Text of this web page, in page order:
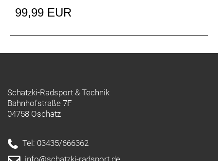
99,99 EUR
Schatzki-Radsport & Technik
Bahnhofstraße 7F
04758 Oschatz
Tel: 03435/666362
info@schatzki-radsport.de